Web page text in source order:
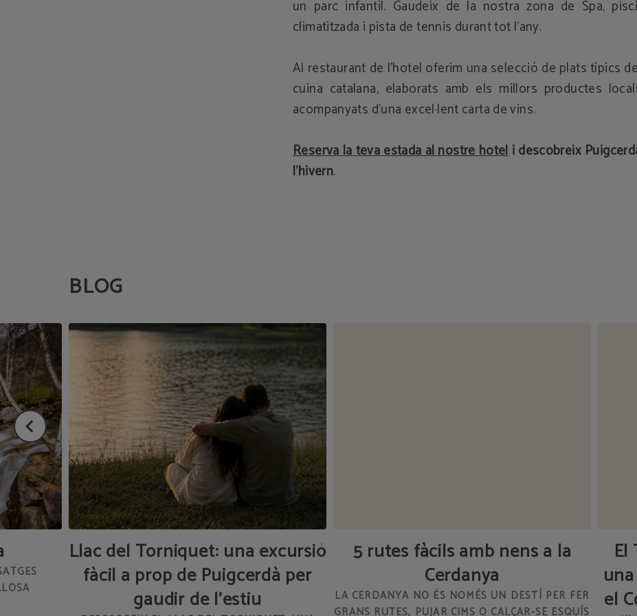
un parc infantil. Gaudeix de la nostra zona de Spa,
climatitzada i pista de tennis durant tot l'any.
Al restaurant de l'hotel oferim una selecció de plats típics
cuina catalana, elaborats amb els millors productes
acompanyats d'una excel·lent carta de vins.
Reserva la teva estada al nostre hoteli descobreix
l'hivern.
BLOG
Llac del Torniquet: una excursió
fàcil a prop de Puigcerdà per
gaudir de l'estiu
5 rutes fàcils amb nens a la
Cerdanya
LA CERDANYA NO ÉS NOMÉS UN DESTÍ PER FER
GRANS RUTES, PUJAR CIMS O CALÇAR-SE ESQUÍS
El
el